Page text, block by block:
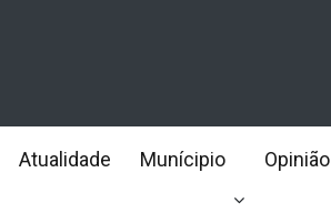
Atualidade Munícipio Opinião